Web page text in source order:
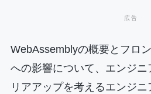
WebAssemblyの概要とフロ
への影響について、エンジニ
リアアップを考えるエンジ